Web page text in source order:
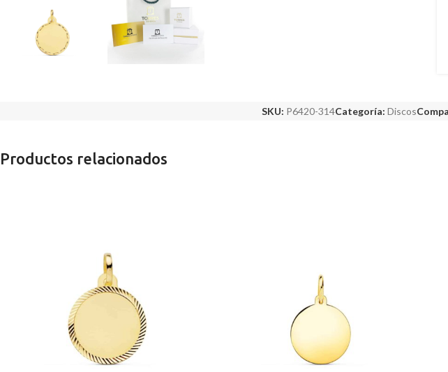
SKU: P6420-314Categoría: Discos
Productos relacionados